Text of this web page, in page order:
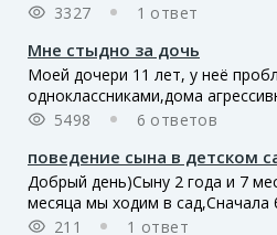
3327
1 ответ
Мне стыдно за дочь
Моей дочери 11 лет, у неё
одноклассниками,дома
5498
6 ответов
поведение сына в детском
Добрый день)Сыну 2 года и 7
месяца мы ходим в сад,Сначала
211
1 ответ